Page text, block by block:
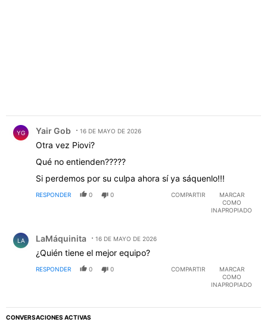
YG Yair Gob 16 DE MAYO DE 2026
Otra vez Piovi?
Qué no entienden?????
Si perdemos por su culpa ahora sí ya sáquenlo!!!
RESPONDER 0 0 COMPARTIR
MARCAR
COMO
INAPROPIADO
LA LaMáquinita 16 DE MAYO DE 2026
¿Quién tiene el mejor equipo?
RESPONDER 0 0 COMPARTIR
MARCAR
COMO
INAPROPIADO
CONVERSACIONES ACTIVAS